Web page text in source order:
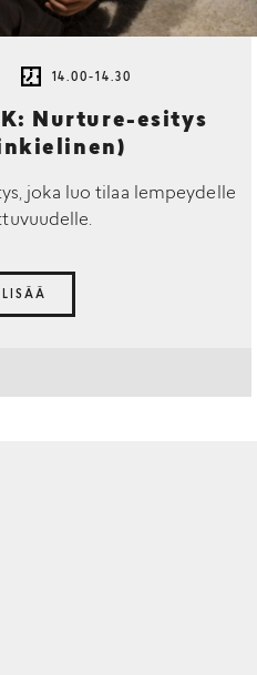
14.00-14.30
Nurture-esitys
joka luo tilaa lempeydelle
LISÄÄ